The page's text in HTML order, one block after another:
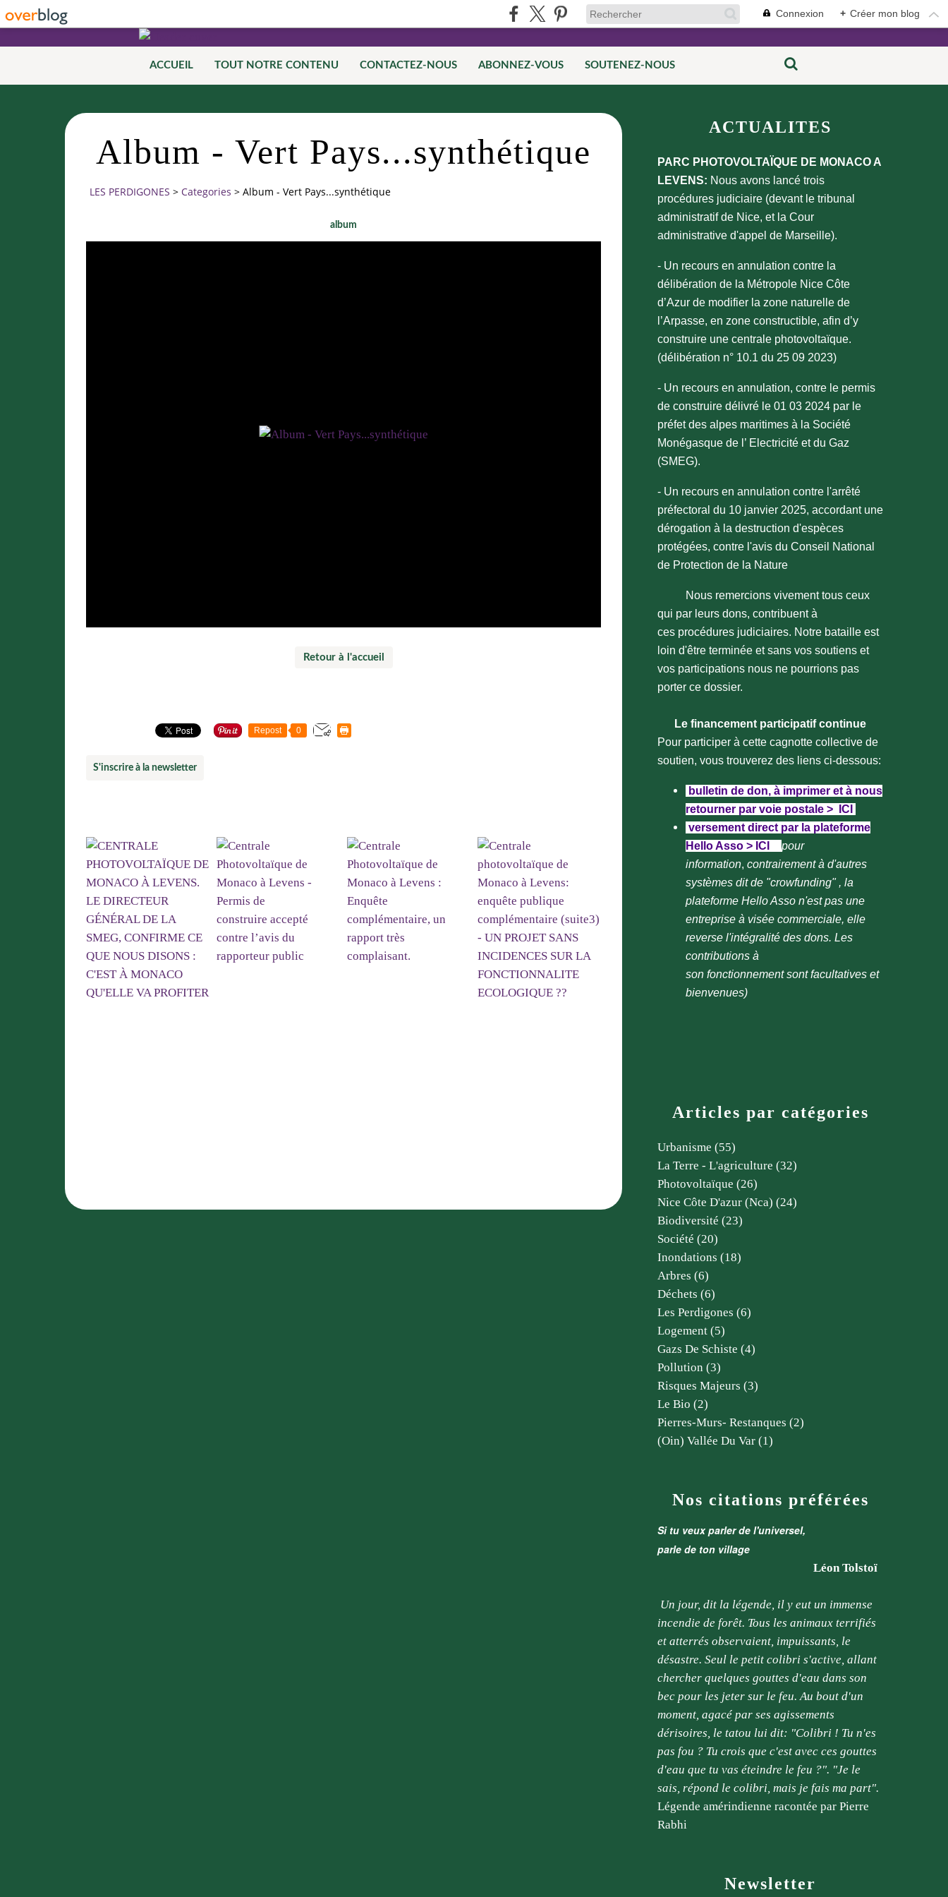
Connexion + Créer mon blog
ACCUEIL TOUT NOTRE CONTENU CONTACTEZ-NOUS ABONNEZ-VOUS SOUTENEZ-NOUS
Album - Vert Pays...synthétique
LES PERDIGONES > Categories > Album - Vert Pays...synthétique
album
Retour à l'accueil
Repost 0
S'inscrire à la newsletter
Newsletter
Articles par catégories
Urbanisme (55)
La Terre - L'agriculture (32)
Photovoltaïque (26)
Nice Côte D'azur (nca) (24)
Biodiversité (23)
Société (20)
Inondations (18)
Arbres (6)
Déchets (6)
Les Perdigones (6)
Logement (5)
Gazs De Schiste (4)
Pollution (3)
Risques Majeurs (3)
Le Bio (2)
Pierres-Murs- Restanques (2)
(oin) Vallée Du Var (1)
ACTUALITES
PARC PHOTOVOLTAÏQUE DE MONACO A
LEVENS: Nous avons lancé trois
procédures judiciaire (devant le tribunal
administratif de Nice, et la Cour
administrative d'appel de Marseille).
- Un recours en annulation contre la
délibération de la Métropole Nice Côte
d’Azur de modifier la zone naturelle de
l’Arpasse, en zone constructible, afin d’y
construire une centrale photovoltaïque.
(délibération n° 10.1 du 25 09 2023)
- Un recours en annulation, contre le permis
de construire délivré le 01 03 2024 par le
préfet des alpes maritimes à la Société
Monégasque de l’ Electricité et du Gaz
(SMEG).
- Un recours en annulation contre l'arrêté
préfectoral du 10 janvier 2025, accordant une
dérogation à la destruction d'espèces
protégées, contre l'avis du Conseil National
de Protection de la Nature
Nous remercions vivement tous ceux
qui par leurs dons, contribuent à
ces procédures judiciaires. Notre bataille est
loin d'être terminée et sans vos soutiens et
vos participations nous ne pourrions pas
porter ce dossier.
Le financement participatif continue
Pour participer à cette cagnotte collective de
soutien, vous trouverez des liens ci-dessous:
bulletin de don, à imprimer et à nous
retourner par voie postale > ICI
versement direct par la plateforme
Hello Asso > ICI
pour
information, contrairement à d'autres
systèmes dit de "crowfunding" , la
plateforme Hello Asso n'est pas une
entreprise à visée commerciale, elle
reverse l'intégralité des dons. Les
contributions à
son fonctionnement sont facultatives et
bienvenues)
Nos citations préférées
Si tu veux parler de l'universel,
parle de ton village
Léon Tolstoï
Un jour, dit la légende, il y eut un immense
incendie de forêt. Tous les animaux terrifiés
et atterrés observaient, impuissants, le
désastre. Seul le petit colibri s'active, allant
chercher quelques gouttes d'eau dans son
bec pour les jeter sur le feu. Au bout d'un
moment, agacé par ses agissements
dérisoires, le tatou lui dit: "Colibri ! Tu n'es
pas fou ? Tu crois que c'est avec ces gouttes
d'eau que tu vas éteindre le feu ?". "Je le
sais, répond le colibri, mais je fais ma part".
Légende amérindienne racontée par Pierre
Rabhi